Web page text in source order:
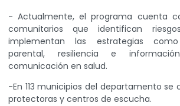
- Actualmente, el programa cuenta
comunitarios que identifican
implementan las estrategias como
parental, resiliencia e
comunicación en salud.
-En 113 municipios del departamento se
protectoras y centros de escucha.